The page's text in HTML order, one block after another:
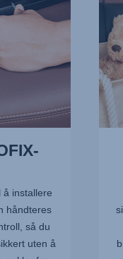
å installere
håndteres
så du
uten å